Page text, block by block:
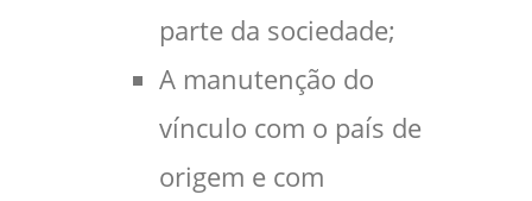
parte da sociedade;
A manutenção do
vínculo com o país de
origem e com